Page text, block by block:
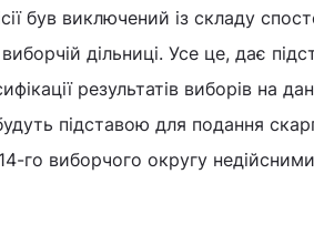
був виключений із складу
дільниці. Усе це, дає
результатів виборів на
підставою для подання
го виборчого округу